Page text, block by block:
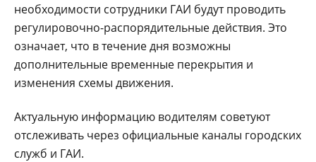
необходимости сотрудники ГАИ будут проводить
регулировочно-распорядительные действия. Это
означает, что в течение дня возможны
дополнительные временные перекрытия и
изменения схемы движения.
Актуальную информацию водителям советуют
отслеживать через официальные каналы городских
служб и ГАИ.